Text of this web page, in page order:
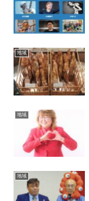
地域
地域
地域